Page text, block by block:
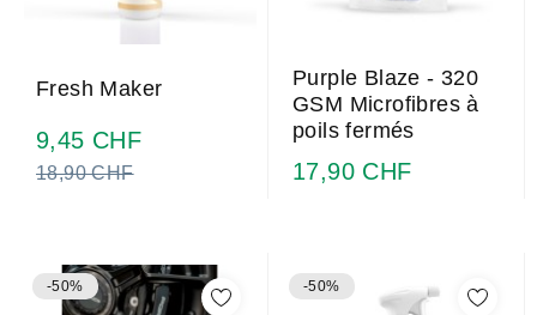
Fresh Maker
9,45 CHFPrix
18,90 CHF
Purple Blaze - 320
GSM Microfibres à
poils fermés
17,90 CHF
-50% -50%